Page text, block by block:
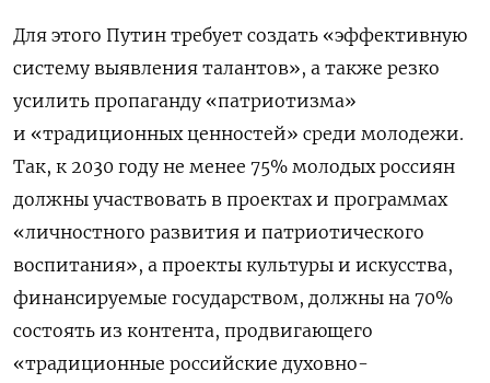
Для этого Путин требует создать «эффективную
систему выявления талантов», а также резко
усилить пропаганду «патриотизма»
и «традиционных ценностей» среди молодежи.
Так, к 2030 году не менее 75% молодых россиян
должны участвовать в проектах и программах
«личностного развития и патриотического
воспитания», а проекты культуры и искусства,
финансируемые государством, должны на 70%
состоять из контента, продвигающего
«традиционные российские духовно-